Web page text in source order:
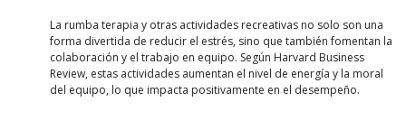
La rumba terapia y otras actividades recreativas no solo son una
forma divertida de reducir el estrés, sino que también fomentan la
colaboración y el trabajo en equipo. Según Harvard Business
Review, estas actividades aumentan el nivel de energía y la moral
del equipo, lo que impacta positivamente en el desempeño.